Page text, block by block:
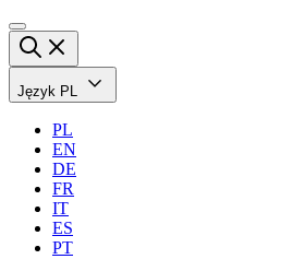
Język PL
PL
EN
DE
FR
IT
ES
PT